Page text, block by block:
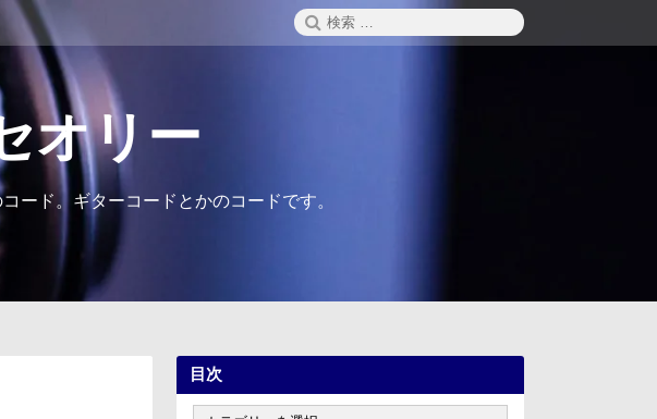
検
索:
オリー
ード。ギターコードとかのコードです。
目次